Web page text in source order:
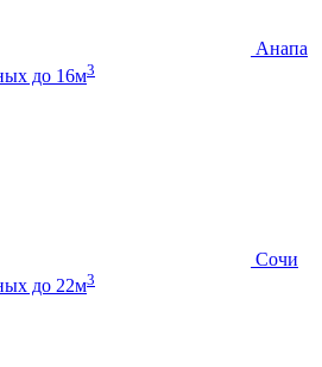
Анапа
до 16м3
Сочи
до 22м3